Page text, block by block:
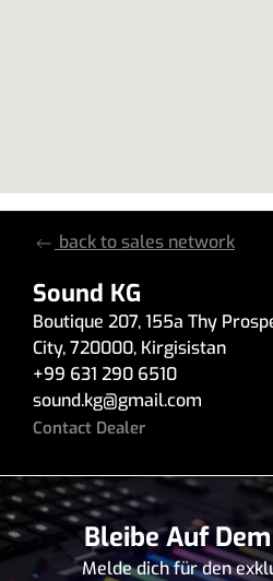
back to sales network
Sound KG
Boutique 207,155a Thy
City,720000, Kirgisistan
+99 631 290 6510
sound.kg@gmail.com
Contact Dealer
Bleibe Auf
Melde dich für den